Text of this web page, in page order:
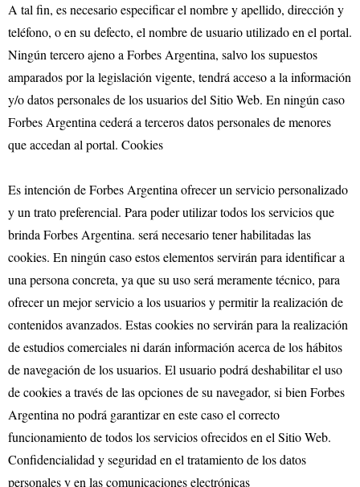
A tal fin, es necesario especificar el nombre y apellido, dirección y
teléfono, o en su defecto, el nombre de usuario utilizado en el portal.
Ningún tercero ajeno a Forbes Argentina, salvo los supuestos
amparados por la legislación vigente, tendrá acceso a la información
y/o datos personales de los usuarios del Sitio Web. En ningún caso
Forbes Argentina cederá a terceros datos personales de menores
que accedan al portal. Cookies
Es intención de Forbes Argentina ofrecer un servicio personalizado
y un trato preferencial. Para poder utilizar todos los servicios que
brinda Forbes Argentina. será necesario tener habilitadas las
cookies. En ningún caso estos elementos servirán para identificar a
una persona concreta, ya que su uso será meramente técnico, para
ofrecer un mejor servicio a los usuarios y permitir la realización de
contenidos avanzados. Estas cookies no servirán para la realización
de estudios comerciales ni darán información acerca de los hábitos
de navegación de los usuarios. El usuario podrá deshabilitar el uso
de cookies a través de las opciones de su navegador, si bien Forbes
Argentina no podrá garantizar en este caso el correcto
funcionamiento de todos los servicios ofrecidos en el Sitio Web.
Confidencialidad y seguridad en el tratamiento de los datos
personales y en las comunicaciones electrónicas